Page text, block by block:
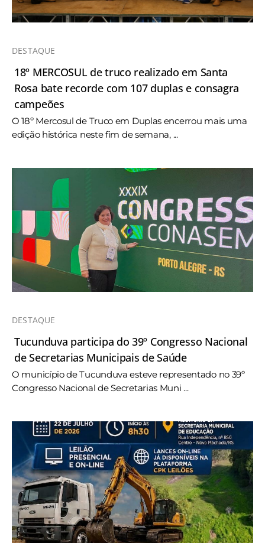
DESTAQUE
18º MERCOSUL de truco realizado em Santa
Rosa bate recorde com 107 duplas e consagra
campeões
O 18º Mercosul de Truco em Duplas encerrou mais uma
edição histórica neste fim de semana, ...
DESTAQUE
Tucunduva participa do 39º Congresso Nacional
de Secretarias Municipais de Saúde
O município de Tucunduva esteve representado no 39º
Congresso Nacional de Secretarias Muni ...